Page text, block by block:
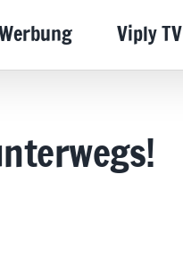
Viply TV